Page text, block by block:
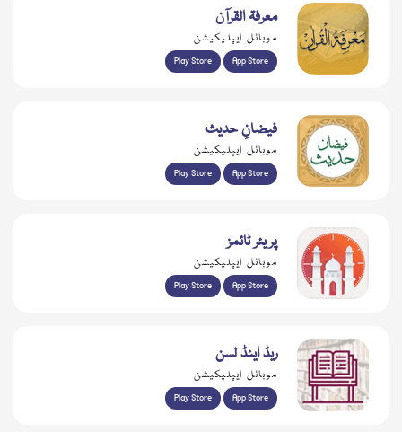
معرفۃ القرآن
موبائل ایپلیکیشن
Play Store App Store
فیضانِ حدیث
موبائل ایپلیکیشن
Play Store App Store
پریئر ٹائمز
موبائل ایپلیکیشن
Play Store App Store
ریڈ اینڈ لسن
موبائل ایپلیکیشن
Play Store App Store